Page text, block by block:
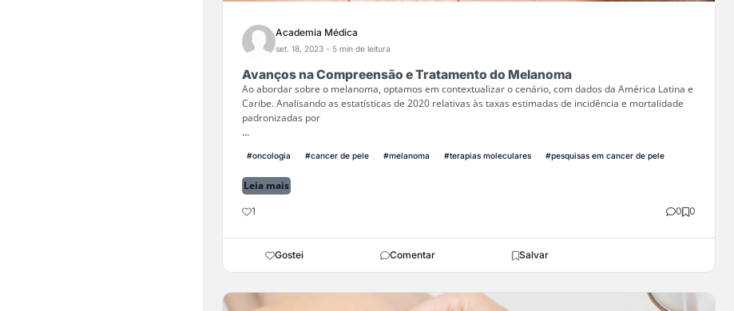
Academia Médica
set. 18, 2023 - 5 min de leitura
Avanços na Compreensão e Tratamento do Melanoma
Ao abordar sobre o melanoma, optamos em contextualizar o cenário, com dados da América Latina e
Caribe. Analisando as estatísticas de 2020 relativas às taxas estimadas de incidência e mortalidade
padronizadas por
...
#oncologia #cancer de pele #melanoma #terapias moleculares #pesquisas em cancer de pele
Leia mais
1 0 0
Gostei Comentar Salvar